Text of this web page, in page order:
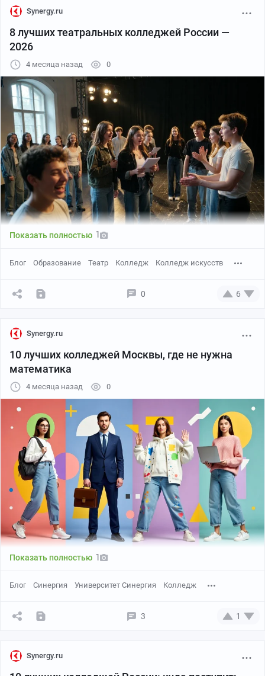
Synergy.ru
8 лучших театральных колледжей России —
2026
4 месяца назад 0
Показать полностью 1
Блог Образование Театр Колледж Колледж искусств
0 6
Synergy.ru
10 лучших колледжей Москвы, где не нужна
математика
4 месяца назад 0
Показать полностью 1
Блог Синергия Университет Синергия Колледж
3 1
Synergy.ru